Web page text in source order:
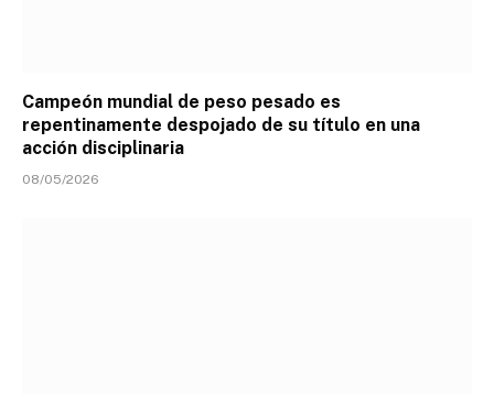
Campeón mundial de peso pesado es
repentinamente despojado de su título en una
acción disciplinaria
08/05/2026